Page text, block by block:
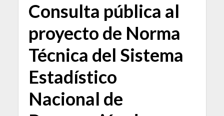
Consulta pública al
proyecto de Norma
Técnica del Sistema
Estadístico
Nacional de